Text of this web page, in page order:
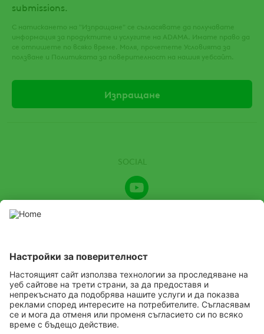
submissions.
С натискането на "Изпращане" се съгласявате да получавате
информация за продуктите и услугите на ADAMA. Имате право да
се отпишете по всяко време. Моля, прочетете Условията за
ползване и Политиката за поверителност на нашия уебсайт.
SOCIAL
с повишено внимание. Винаги четете етикета и
информацията за продукта преди употреба, като
обръщате специално внимание на допълнителните
инструкции, пиктограми и предупреждения за опасност, за
да осигурите безопасна употреба на продукта.